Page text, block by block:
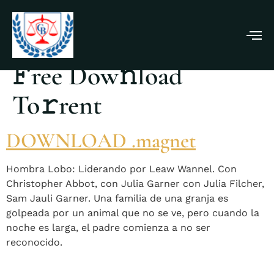
Hombre Lobo 2025
𝙵ree Dow𝚗load
To𝚛rent
DOWNLOAD .magnet
Hombra Lobo: Liderando por Leaw Wannel. Con
Christopher Abbot, con Julia Garner con Julia Filcher,
Sam Jauli Garner. Una familia de una granja es
golpeada por un animal que no se ve, pero cuando la
noche es larga, el padre comienza a no ser
reconocido.